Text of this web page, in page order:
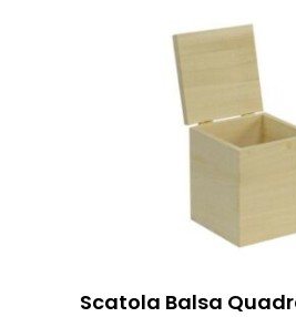
Scatola Balsa Quadro